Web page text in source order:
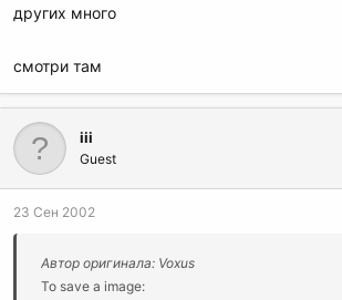
других много
смотри там
iii
Guest
23 Сен 2002
Автор оригинала: Voxus
To save a image: